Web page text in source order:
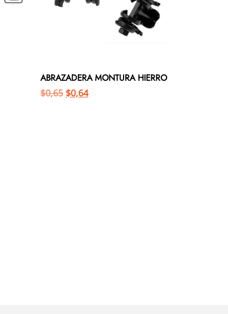
ABRAZADERA MONTURA HIERRO
$0,65 $0,64